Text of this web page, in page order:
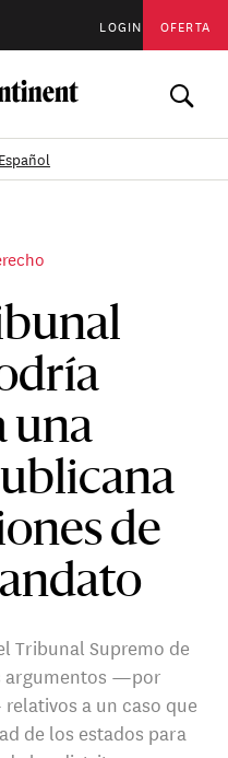
LOGIN OFERTA
Español
una
de
Tribunal Supremo de
argumentos —por
a un caso que
de los estados para